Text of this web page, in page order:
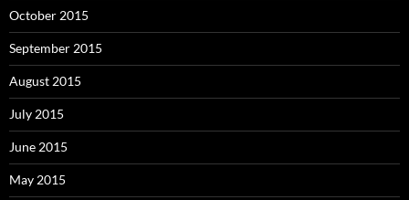
October 2015
September 2015
August 2015
July 2015
June 2015
May 2015